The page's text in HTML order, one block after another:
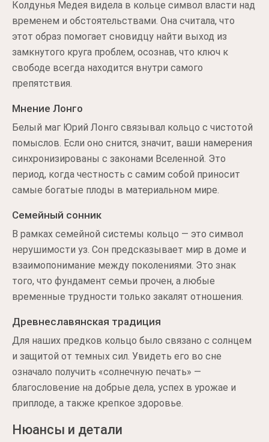
Колдунья Медея видела в кольце символ власти над
временем и обстоятельствами. Она считала, что
этот образ помогает сновидцу найти выход из
замкнутого круга проблем, осознав, что ключ к
свободе всегда находится внутри самого
препятствия.
Мнение Лонго
Белый маг Юрий Лонго связывал кольцо с чистотой
помыслов. Если оно снится, значит, ваши намерения
синхронизированы с законами Вселенной. Это
период, когда честность с самим собой приносит
самые богатые плоды в материальном мире.
Семейный сонник
В рамках семейной системы кольцо — это символ
нерушимости уз. Сон предсказывает мир в доме и
взаимопонимание между поколениями. Это знак
того, что фундамент семьи прочен, а любые
временные трудности только закалят отношения.
Древнеславянская традиция
Для наших предков кольцо было связано с солнцем
и защитой от темных сил. Увидеть его во сне
означало получить «солнечную печать» —
благословение на добрые дела, успех в урожае и
приплоде, а также крепкое здоровье.
Нюансы и детали